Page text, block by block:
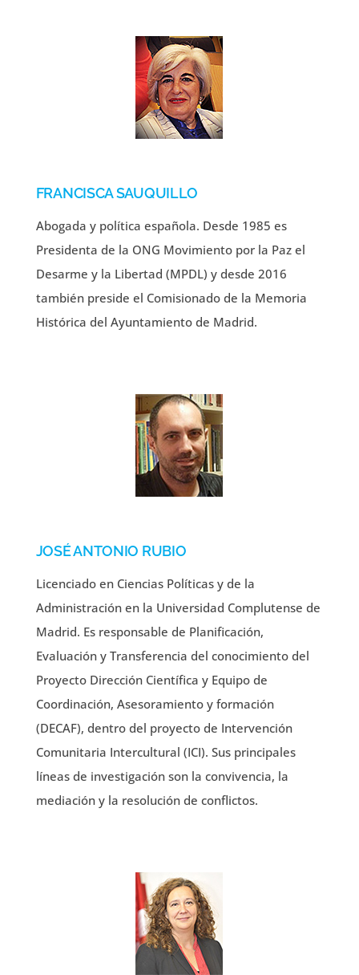
FRANCISCA SAUQUILLO
Abogada y política española. Desde 1985 es
Presidenta de la ONG Movimiento por la Paz el
Desarme y la Libertad (MPDL) y desde 2016
también preside el Comisionado de la Memoria
Histórica del Ayuntamiento de Madrid.
JOSÉ ANTONIO RUBIO
Licenciado en Ciencias Políticas y de la
Administración en la Universidad Complutense de
Madrid. Es responsable de Planificación,
Evaluación y Transferencia del conocimiento del
Proyecto Dirección Científica y Equipo de
Coordinación, Asesoramiento y formación
(DECAF), dentro del proyecto de Intervención
Comunitaria Intercultural (ICI). Sus principales
líneas de investigación son la convivencia, la
mediación y la resolución de conflictos.